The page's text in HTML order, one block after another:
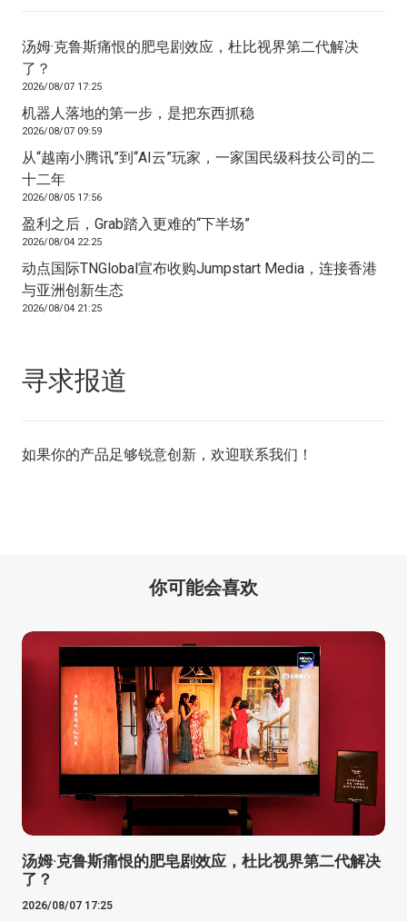
汤姆·克鲁斯痛恨的肥皂剧效应，杜比视界第二代解决
了？
2026/08/07 17:25
机器人落地的第一步，是把东西抓稳
2026/08/07 09:59
从“越南小腾讯”到“AI云”玩家，一家国民级科技公司的二
十二年
2026/08/05 17:56
盈利之后，Grab踏入更难的“下半场”
2026/08/04 22:25
动点国际TNGlobal宣布收购Jumpstart Media，连接香港
与亚洲创新生态
2026/08/04 21:25
寻求报道
如果你的产品足够锐意创新，欢迎联系我们 ！
你可能会喜欢
汤姆·克鲁斯痛恨的肥皂剧效应，杜比视界第二代解决
了？
2026/08/07 17:25